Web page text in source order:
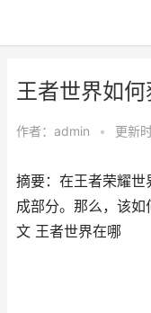
王者世界如
作者： admin • 更新
摘要：在王者荣耀世
成部分。那么，该
文 王者世界在哪